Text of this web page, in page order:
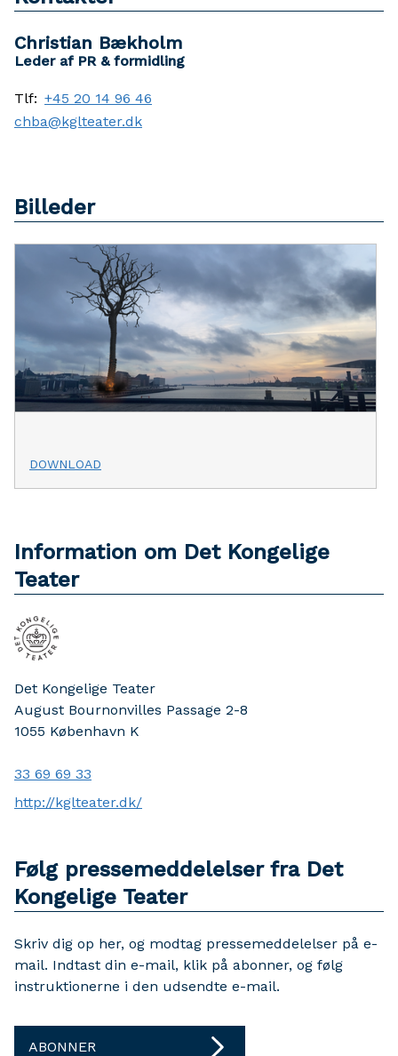
Christian Bækholm
Leder af PR & formidling
Tlf: +45 20 14 96 46
chba@kglteater.dk
Billeder
DOWNLOAD
Information om Det Kongelige
Teater
Det Kongelige Teater
August Bournonvilles Passage 2-8
1055 København K
33 69 69 33
http://kglteater.dk/
Følg pressemeddelelser fra Det
Kongelige Teater
Skriv dig op her, og modtag pressemeddelelser på e-
mail. Indtast din e-mail, klik på abonner, og følg
instruktionerne i den udsendte e-mail.
ABONNER